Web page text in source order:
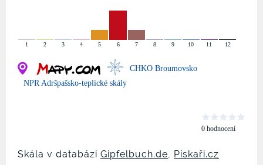
1 2 3 4 5 6 7 8 9 10 11 12
CHKO Broumovsko
NPR Adršpašsko-teplické skály
0 hodnocení
Skála v databázi Gipfelbuch.de, Pískaři.cz